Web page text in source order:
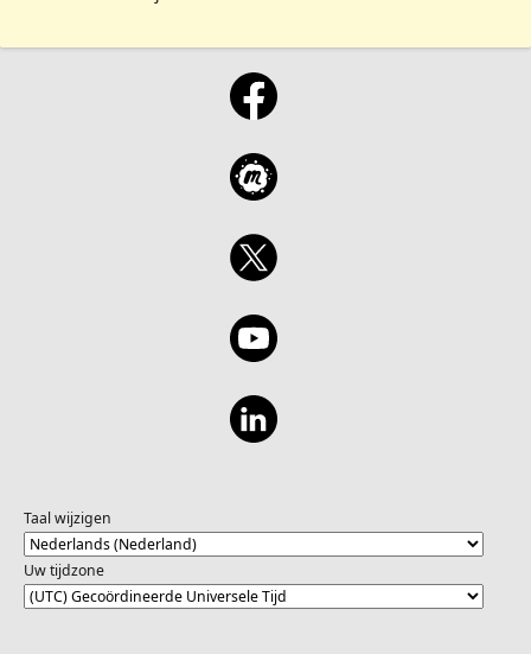
Taal wijzigen
Uw tijdzone